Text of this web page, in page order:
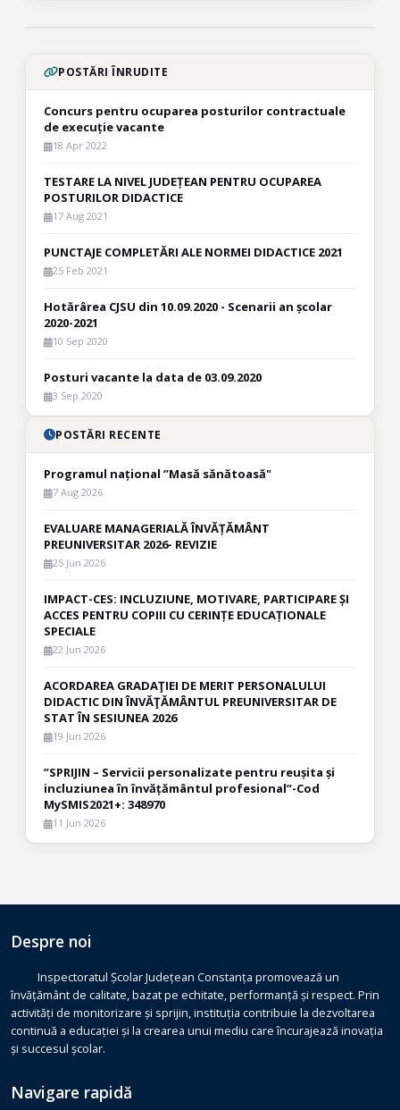
POSTĂRI ÎNRUDITE
Concurs pentru ocuparea posturilor contractuale
de execuție vacante
18 Apr 2022
TESTARE LA NIVEL JUDEȚEAN PENTRU OCUPAREA
POSTURILOR DIDACTICE
17 Aug 2021
PUNCTAJE COMPLETĂRI ALE NORMEI DIDACTICE 2021
25 Feb 2021
Hotărârea CJSU din 10.09.2020 - Scenarii an școlar
2020-2021
10 Sep 2020
Posturi vacante la data de 03.09.2020
3 Sep 2020
POSTĂRI RECENTE
Programul național ”Masă sănătoasă"
7 Aug 2026
EVALUARE MANAGERIALĂ ÎNVĂȚĂMÂNT
PREUNIVERSITAR 2026- REVIZIE
25 Jun 2026
IMPACT-CES: INCLUZIUNE, MOTIVARE, PARTICIPARE ȘI
ACCES PENTRU COPIII CU CERINȚE EDUCAȚIONALE
SPECIALE
22 Jun 2026
ACORDAREA GRADAŢIEI DE MERIT PERSONALULUI
DIDACTIC DIN ÎNVĂŢĂMÂNTUL PREUNIVERSITAR DE
STAT ÎN SESIUNEA 2026
19 Jun 2026
”SPRIJIN – Servicii personalizate pentru reușita și
incluziunea în învățământul profesional”-Cod
MySMIS2021+: 348970
11 Jun 2026
Despre noi
Inspectoratul Școlar Județean Constanța promovează un
învățământ de calitate, bazat pe echitate, performanță și respect. Prin
activități de monitorizare și sprijin, instituția contribuie la dezvoltarea
continuă a educației și la crearea unui mediu care încurajează inovația
și succesul școlar.
Navigare rapidă